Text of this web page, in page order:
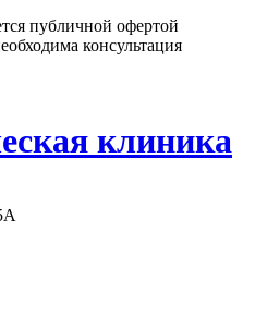
публичной офертой
консультация
клиника